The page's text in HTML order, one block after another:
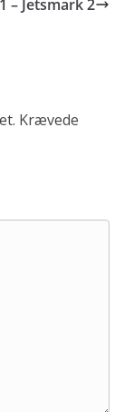
– Jetsmark 2
Krævede